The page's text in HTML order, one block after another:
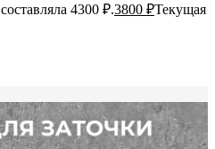
4300 ₽.3800 ₽Текущая